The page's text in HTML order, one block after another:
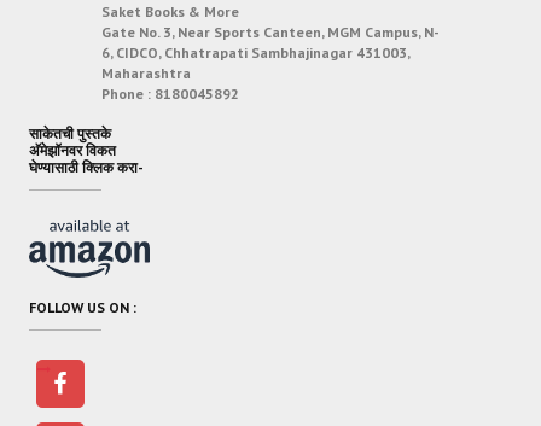
Saket Books & More
Gate No. 3, Near Sports Canteen, MGM Campus, N-
6, CIDCO, Chhatrapati Sambhajinagar 431003,
Maharashtra
Phone : 8180045892
साकेतची पुस्तके
अ‍ॅमेझॉनवर विकत
घेण्यासाठी क्लिक करा-
FOLLOW US ON :